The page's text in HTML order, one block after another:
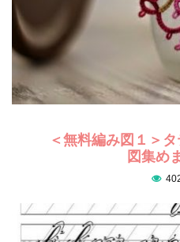
＜無料編み図１＞
図集め